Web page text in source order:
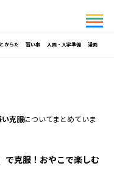
からだ 習い事 入園・入学準備 漫画
克服についてまとめていま
で克服！おやこで楽しむ